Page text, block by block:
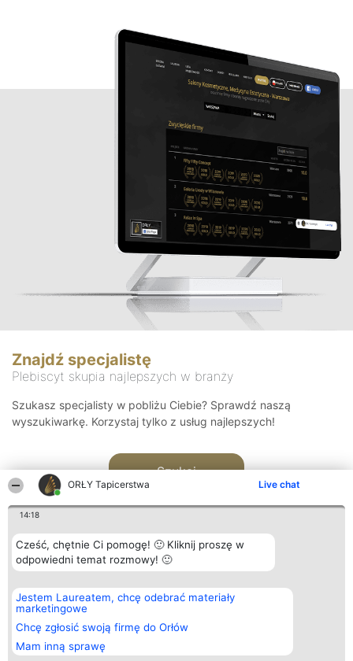
ORŁY Tapicerstwa Live chat
14:18
Cześć, chętnie Ci pomogę! 🙂 Kliknij proszę w
odpowiedni temat rozmowy! 🙂
Jestem Laureatem, chcę odebrać materiały
marketingowe
Chcę zgłosić swoją firmę do Orłów
Mam inną sprawę
Znajdź specjalistę
Plebiscyt skupia najlepszych w branży
Szukasz specjalisty w pobliżu Ciebie? Sprawdź naszą
wyszukiwarkę. Korzystaj tylko z usług najlepszych!
Szukaj
Organizator plebiscytu
Bright Side Solutions sp. z o.
o. sp. k.
ul. Ruska 22
Wrocław 50-079
KRS 0000749100 | Regon
381313360 | NIP 8943132676
Plebiscyt
Laureaci
wszystkich
Laureatów
Regulamin
Kontakt
Kontakt